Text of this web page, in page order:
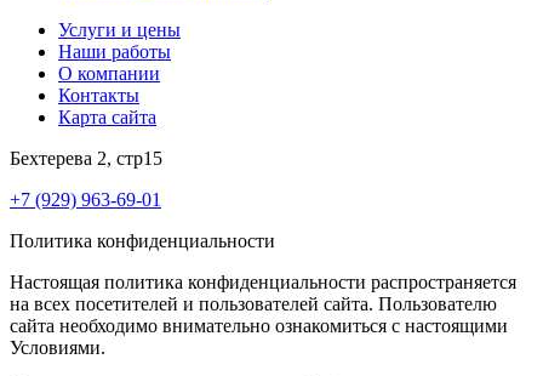
Услуги и цены
Наши работы
О компании
Контакты
Карта сайта
Бехтерева 2, стр15
+7 (929) 963-69-01
Политика конфиденциальности
Настоящая политика конфиденциальности распространяется
на всех посетителей и пользователей сайта. Пользователю
сайта необходимо внимательно ознакомиться с настоящими
Условиями.